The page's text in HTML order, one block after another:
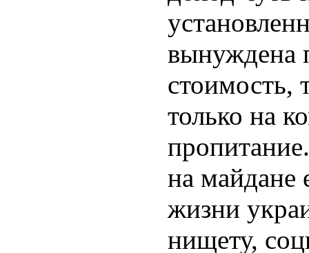
вынуждена
стоимость,
только на
на майдане
жизни
нищету,